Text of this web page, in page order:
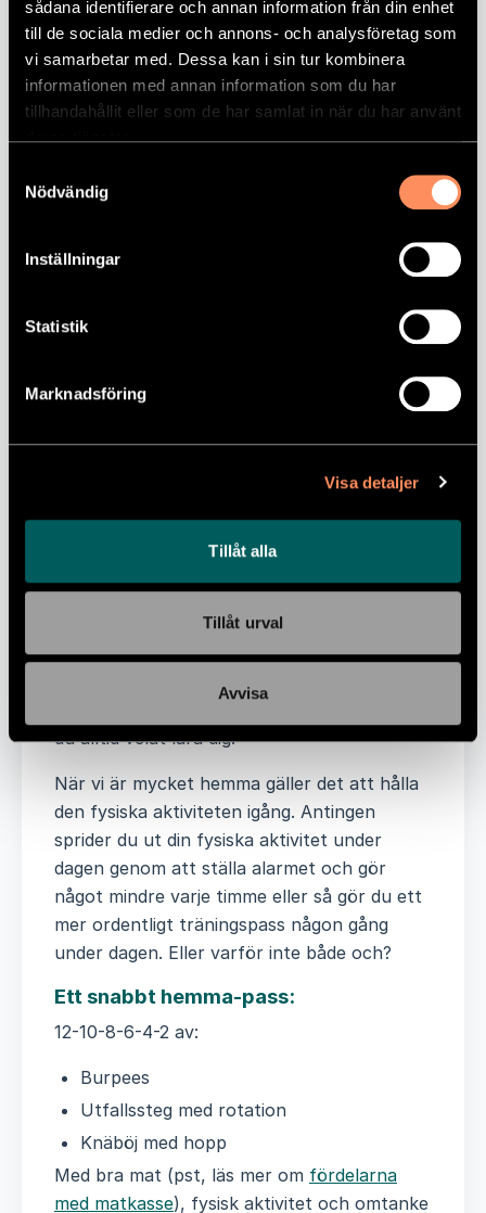
sådana identifierare och annan information från din enhet
till de sociala medier och annons- och analysföretag som
vi samarbetar med. Dessa kan i sin tur kombinera
informationen med annan information som du har
tillhandahållit eller som de har samlat in när du har använt
deras tjänster.
Nödvändig
Inställningar
Statistik
Marknadsföring
Visa detaljer
Tillåt alla
Tillåt urval
Avvisa
13:00 Ta en promenad, kanske gå till
apoteket åt granne, som är i riskgrupp
samtidigt.
14:00 Gör 10 burpees.
15:00 Gör 10 solhälsningar. Ta något mellis!
10 gånger åt varje håll
arbetsdagen!
18:00 Middag. Se till att äta vällagad mat,
håll balansen i kroppen.
roman du kanske ljugit om att du läst men
eller virka. Handarbetestrenden lär få ännu
grönsaker nu när solen börjar värma oss
eller gör ett längre träningspass. Ta tag i
något projekt som du inte haft tid att ta tag i
tidigare, sortera en garderob eller hitta en
du alltid velat lära dig.
När vi är mycket hemma gäller det att hålla
den fysiska aktiviteten igång. Antingen
sprider du ut din fysiska aktivitet under
dagen genom att ställa alarmet och gör
något mindre varje timme eller så gör du ett
mer ordentligt träningspass någon gång
under dagen. Eller varför inte både och?
Ett snabbt hemma-pass:
12-10-8-6-4-2 av:
Burpees
Utfallssteg med rotation
Knäböj med hopp
Med bra mat (pst, läs mer om fördelarna
med matkasse), fysisk aktivitet och omtanke